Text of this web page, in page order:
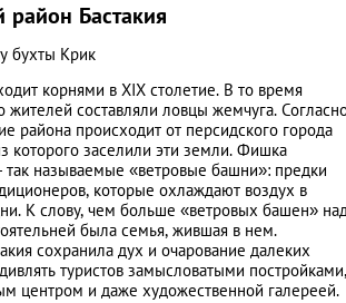
район Бастакия
бухты Крик
корнями в XIX столетие. В то время
жителей составляли ловцы жемчуга.
района происходит от персидского города
которого заселили эти земли. Фишка
называемые «ветровые башни»: предки
которые охлаждают воздух в
К слову, чем больше «ветровых башен»
была семья, жившая в нем.
сохранила дух и очарование далеких
туристов замысловатыми постройками,
центром и даже художественной галереей.